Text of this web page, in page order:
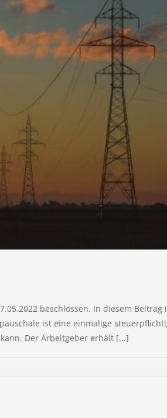
beschlossen. In diesem
ist eine einmalige
Der Arbeitgeber erhält [...]